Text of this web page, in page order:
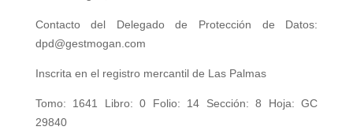
Contacto del Delegado de Protección de Datos:
dpd@gestmogan.com
Inscrita en el registro mercantil de Las Palmas
Tomo: 1641 Libro: 0 Folio: 14 Sección: 8 Hoja: GC
29840